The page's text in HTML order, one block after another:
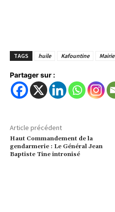
TAGS huile Kafountine Mairie
Partager sur :
Article précédent
Haut Commandement de la
gendarmerie : Le Général Jean
Baptiste Tine intronisé